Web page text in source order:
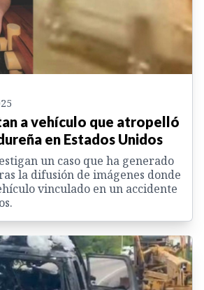
a vehículo que atropelló
en Estados Unidos
un caso que ha generado
la difusión de imágenes donde
vinculado en un accidente